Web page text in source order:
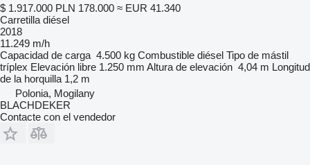
$ 1.917.000 PLN 178.000 ≈ EUR 41.340
Carretilla diésel
2018
11.249 m/h
Capacidad de carga 4.500 kg Combustible diésel Tipo de mástil
tríplex Elevación libre 1.250 mm Altura de elevación 4,04 m Longitud
de la horquilla 1,2 m
Polonia, Mogilany
BLACHDEKER
Contacte con el vendedor